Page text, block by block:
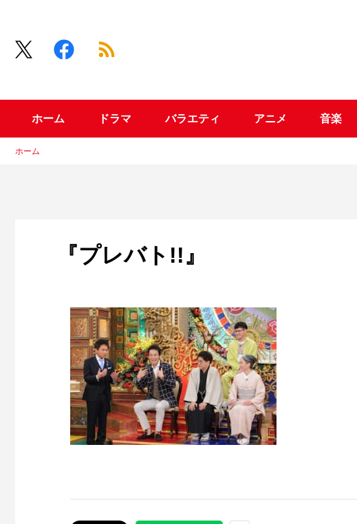
ホーム ドラマ バラエティ アニメ 音楽
ホーム
『プレバト!!』